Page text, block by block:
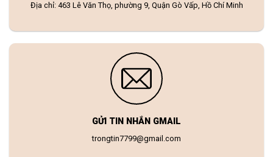
Địa chỉ: 463 Lê Văn Thọ, phường 9, Quận Gò Vấp, Hồ Chí Minh
GỬI TIN NHẮN GMAIL
trongtin7799@gmail.com